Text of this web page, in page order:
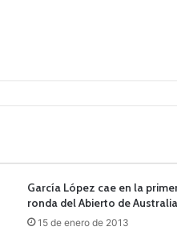
García López cae en la
ronda del Abierto de Australia
15 de enero de 2013